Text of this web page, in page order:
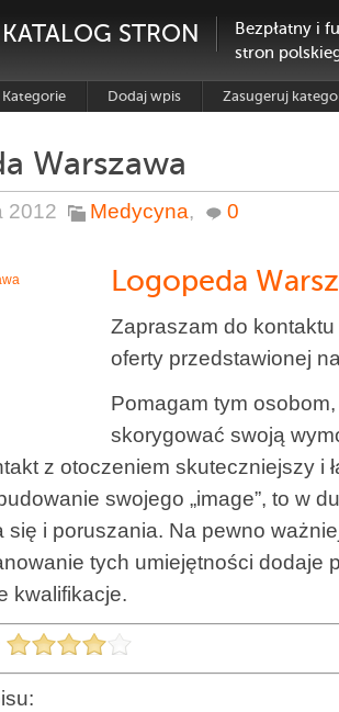
STRON
Bezpłatny i
stron
Kategorie Dodaj wpis Zasugeruj
Warszawa
2012 Medycyna, 0
Logopeda
Zapraszam do
oferty przedstawionej
Pomagam tym
skorygować swoją
z otoczeniem skuteczniejszy i
swojego „image”, to w
się i poruszania. Na pewno
tych umiejętności dodaje
kwalifikacje.